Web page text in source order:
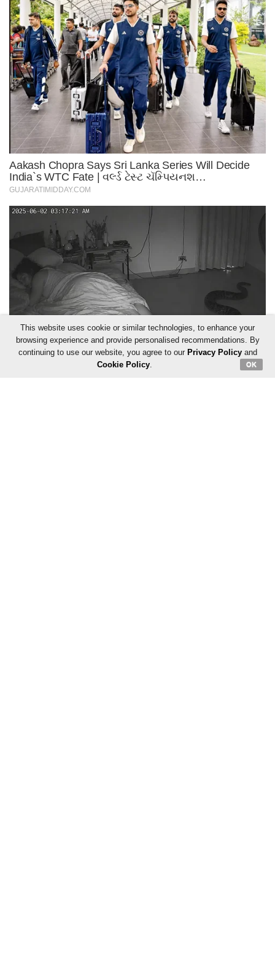
This website uses cookie or similar technologies, to enhance your
browsing experience and provide personalised recommendations. By
continuing to use our website, you agree to our Privacy Policyand
Cookie Policy. OK